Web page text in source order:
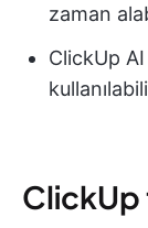
zaman
ClickUp
ClickUp